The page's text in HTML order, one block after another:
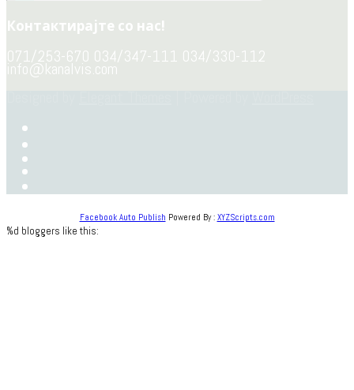
Контактирајте со нас!
071/253-670 034/347-111 034/330-112
info@kanalvis.com
Facebook Auto Publish Powered By : XYZScripts.com
%d bloggers like this: